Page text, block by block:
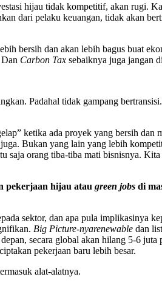
hijau tidak kompetitif, akan rugi.
dari pelaku keuangan, tidak akan
bersih dan akan lebih bagus buat
Carbon Tax sebaiknya juga jangan
Padahal tidak gampang
ketika ada proyek yang bersih dan
Bukan yang lain yang lebih
saja orang tiba-tiba mati bisnisnya.
pekerjaan hijau atau green jobs di
sektor, dan apa pula implikasinya
Big Picture-nyarenewable dan
secara global akan hilang 5-6 juta
pekerjaan baru lebih besar.
alat-alatnya.